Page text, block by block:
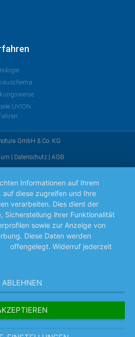
UVION
GmbH & Co. KG
Datenschutz AGB
Informationen auf Ihrem
auf diese zugreifen und Ihre
verarbeiten. Dies dient der
Sicherstellung ihrer Funktionalität
sowie zur Anzeige von
Diese Daten werden
offengelegt. Widerruf jederzeit
ABLEHNEN